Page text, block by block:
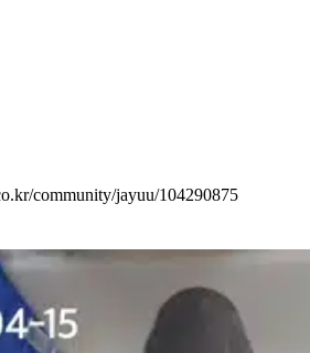
community/jayuu/104290875